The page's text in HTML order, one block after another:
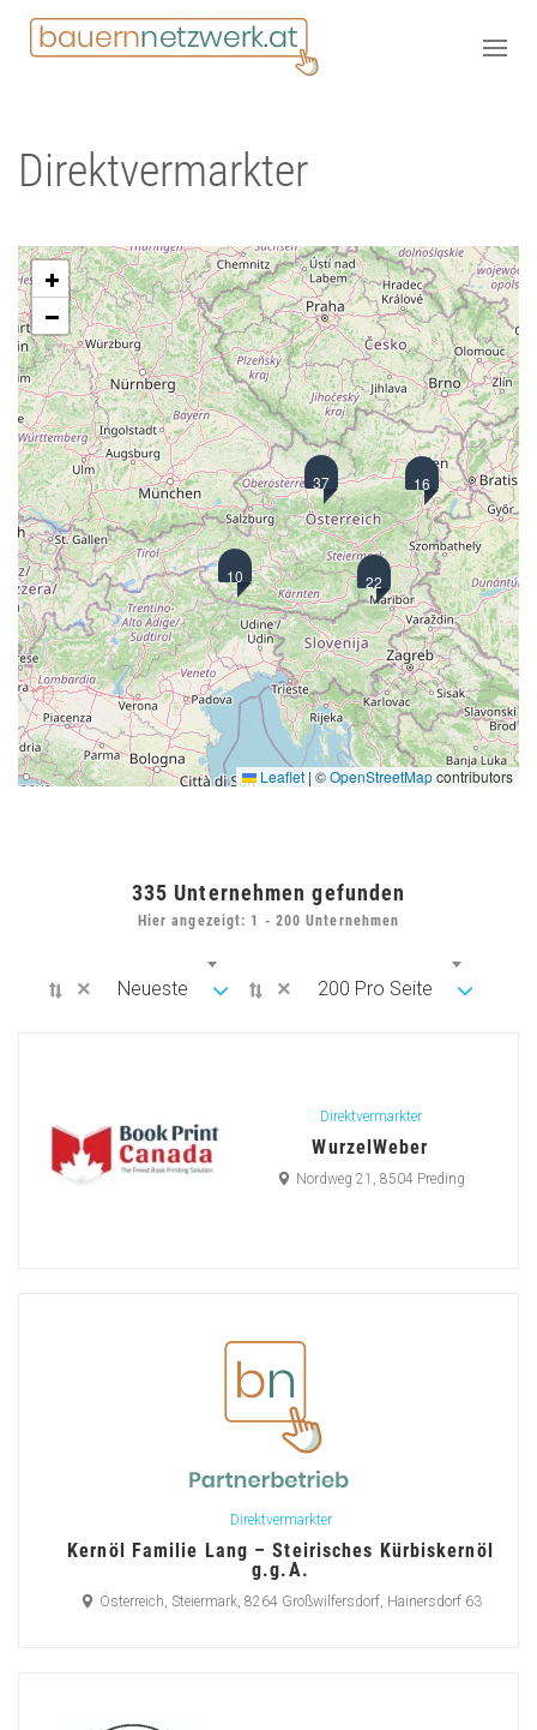
Direktvermarkter
10
16
37
22
Leaflet | ©OpenStreetMapcontributors
335 Unternehmen gefunden
Hier angezeigt: 1 - 200 Unternehmen
× Neueste × 200 Pro Seite
Direktvermarkter
WurzelWeber
Nordweg 21, 8504 Preding
Direktvermarkter
Kernöl Familie Lang – Steirisches Kürbiskernöl
g.g.A.
Österreich, Steiermark, 8264 Großwilfersdorf, Hainersdorf 63